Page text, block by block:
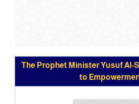
The Prophet Minister Yusuf Al-
to